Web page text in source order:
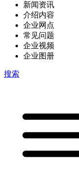
新闻资讯
介绍内容
企业网点
常见问题
企业视频
企业图册
搜索